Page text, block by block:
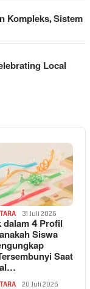
Kompleks, Sistem
Local
31 Juli 2026
dalam 4 Profil
Siswa
Saat
20 Juli 2026